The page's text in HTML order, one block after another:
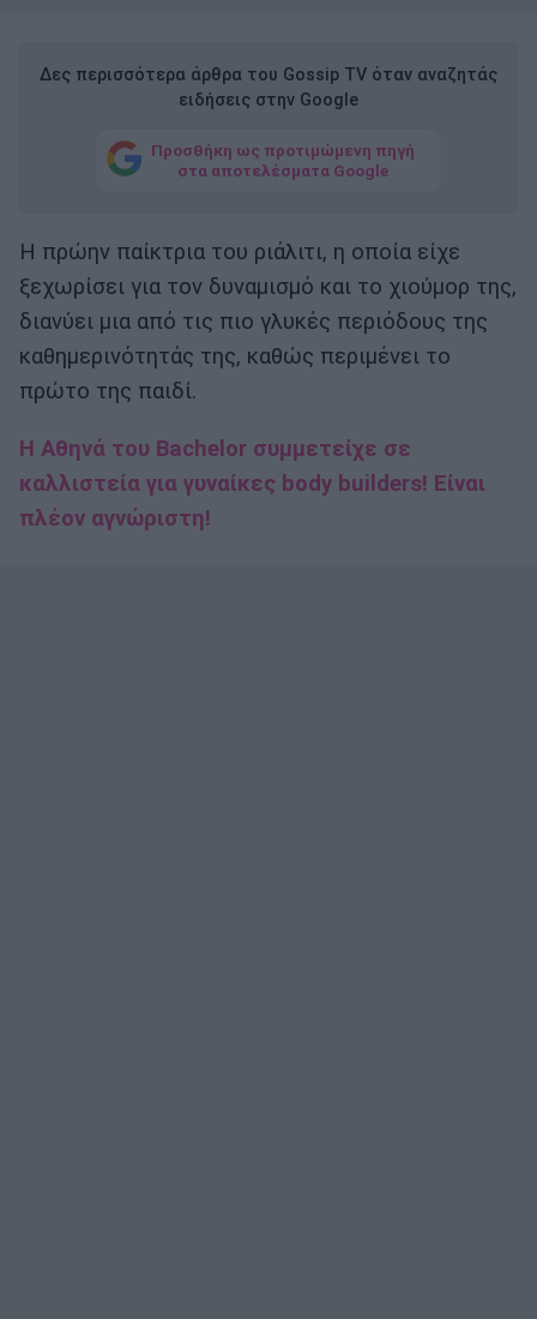
Δες περισσότερα άρθρα του Gossip TV όταν αναζητάς
ειδήσεις στην Google
Προσθήκη ως προτιμώμενη πηγή
στα αποτελέσματα Google
Η πρώην παίκτρια του ριάλιτι, η οποία είχε
ξεχωρίσει για τον δυναμισμό και το χιούμορ της,
διανύει μια από τις πιο γλυκές περιόδους της
καθημερινότητάς της, καθώς περιμένει το
πρώτο της παιδί.
H Αθηνά του Bachelor συμμετείχε σε
καλλιστεία για γυναίκες body builders! Είναι
πλέον αγνώριστη!